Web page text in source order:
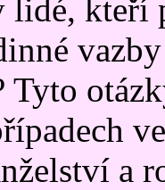
lidé, kteří
a